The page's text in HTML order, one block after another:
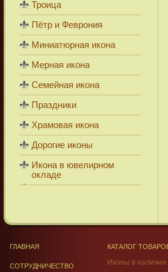
Троица
Пётр и Феврония
Миниатюрная икона
Мерная икона
Семейная икона
Праздники
Храмовая икона
Дорогие иконы
Икона в ювелирном
окладе
ГЛАВНАЯ
СОТРУДНИЧЕСТВО
КАТАЛОГ
Иконы в наличии